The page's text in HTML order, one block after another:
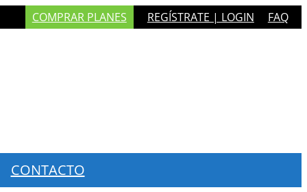
COMPRAR PLANES REGÍSTRATE | LOGIN FAQ
CONTACTO